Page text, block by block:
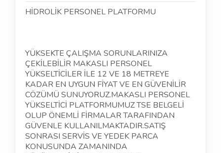
HİDROLİK PERSONEL PLATFORMU
YÜKSEKTE ÇALIŞMA SORUNLARINIZA
ÇEKİLEBİLİR MAKASLI PERSONEL
YÜKSELTİCİLER İLE 12 VE 18 METREYE
KADAR EN UYGUN FİYAT VE EN GÜVENİLİR
CÖZÜMÜ SUNUYORUZ.MAKASLI PERSONEL
YÜKSELTİCİ PLATFORMUMUZ TSE BELGELİ
OLUP ÖNEMLİ FİRMALAR TARAFINDAN
GÜVENLE KULLANILMAKTADIR.SATIŞ
SONRASI SERVİS VE YEDEK PARCA
KONUSUNDA ZAMANINDA